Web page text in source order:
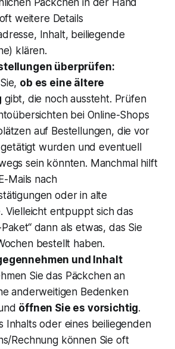
weitere Details
Inhalt, beiliegende
klären.
überprüfen:
ob es eine ältere
gibt, die noch aussteht. Prüfen
bei Online-Shops
auf Bestellungen, die vor
wurden und eventuell
sein könnten​. Manchmal hilft
Mails nach
oder in alte
Vielleicht entpuppt sich das
Paket“ dann als etwas, das Sie
bestellt haben.
und Inhalt
Sie das Päckchen an
anderweitigen Bedenken
öffnen Sie es vorsichtig.
Inhalts oder eines beiliegenden
Rechnung können Sie oft